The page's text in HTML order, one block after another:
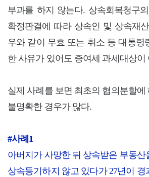
부과를 하지 않는다. 상속회복청구
확정판결에 따라 상속인 및 상속재
우와 같이 무효 또는 취소 등 대통령
한 사유가 있어도 증여세 과세대상이
실제 사례를 보면 최초의 협의분할에
불명확한 경우가 많다.
#사례1
아버지가 사망한 뒤 상속받은 부동산
상속등기하지 않고 있다가 27년이 경